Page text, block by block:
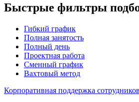
Быстрые фильтры
Гибкий график
Полная занятость
Полный день
Проектная работа
Сменный график
Вахтовый метод
Корпоративная поддержка сотрудников